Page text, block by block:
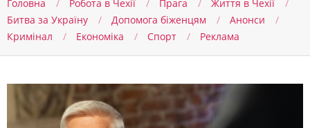
Головна Робота в Чехії Прага
Життя в Чеxії
Битва за Україну
Допомога біженцям
Анонси
Кримінал
Економіка Спорт Реклама